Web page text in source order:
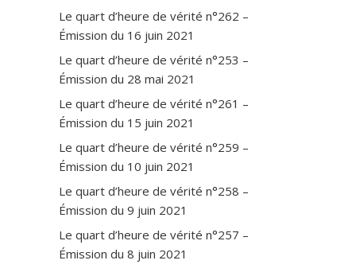
Le quart d’heure de vérité n°262 –
Émission du 16 juin 2021
Le quart d’heure de vérité n°253 –
Émission du 28 mai 2021
Le quart d’heure de vérité n°261 –
Émission du 15 juin 2021
Le quart d’heure de vérité n°259 –
Émission du 10 juin 2021
Le quart d’heure de vérité n°258 –
Émission du 9 juin 2021
Le quart d’heure de vérité n°257 –
Émission du 8 juin 2021